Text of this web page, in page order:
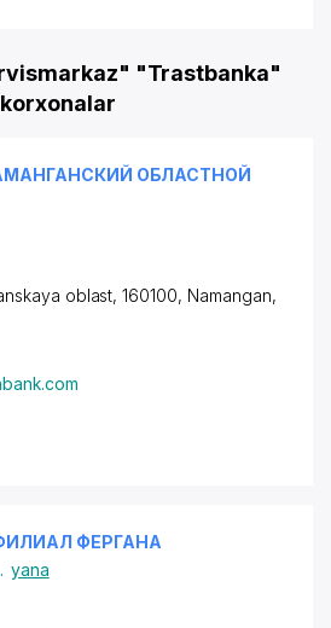
"Trastbanka"
ОБЛАСТНОЙ
oblast, 160100, Namangan,
ФИЛИАЛ ФЕРГАНА
yana